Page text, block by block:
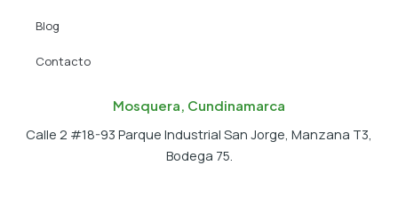
Blog
Contacto
Mosquera, Cundinamarca
Calle 2 #18-93 Parque Industrial San Jorge, Manzana T3,
Bodega 75.